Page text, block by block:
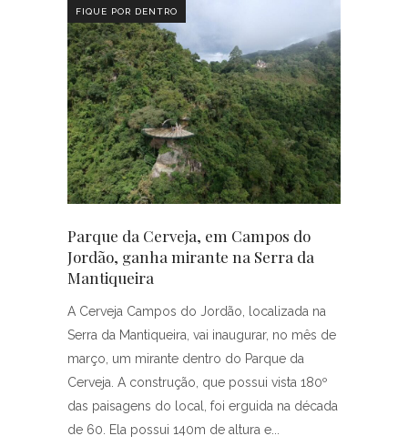
FIQUE POR DENTRO
Parque da Cerveja, em Campos do
Jordão, ganha mirante na Serra da
Mantiqueira
A Cerveja Campos do Jordão, localizada na
Serra da Mantiqueira, vai inaugurar, no mês de
março, um mirante dentro do Parque da
Cerveja. A construção, que possui vista 180º
das paisagens do local, foi erguida na década
de 60. Ela possui 140m de altura e